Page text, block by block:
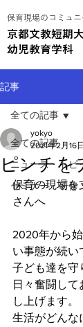
保育現場のコミュ
京都文教短期
幼児教育学科
記事
全ての記事
ニュース・トピ
セミナー・研修
全ての記事
ピンチを
yokyo
2021年2月16日
保育の現場を
さんへ
2020年から
い事態が続い
子ども達を守
日々奮闘して
し上げます。
生活がどんな